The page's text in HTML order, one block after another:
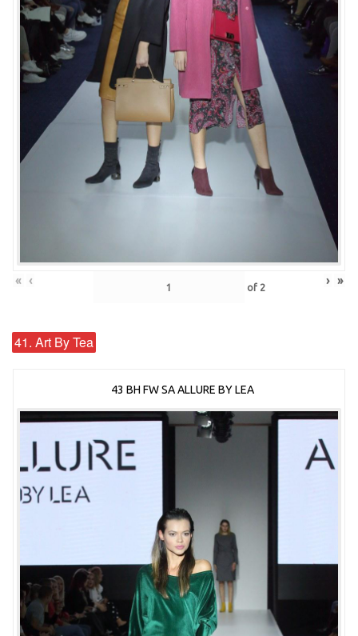
« ‹ of 2 › »
41. Art By Tea
43 BH FW SA ALLURE BY LEA